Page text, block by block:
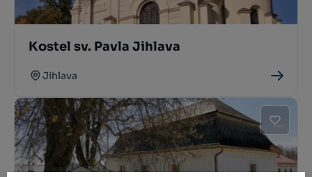
Kostel sv. Pavla Jihlava
Jihlava